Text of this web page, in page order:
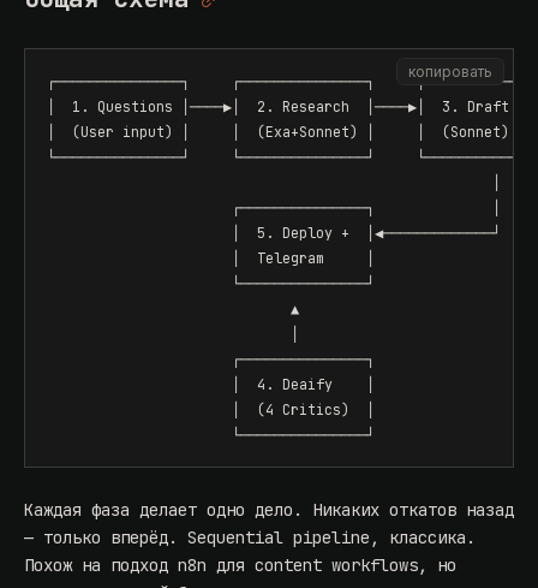
копировать
┌───────────────┐     ┌───────────────┐
│  1. Questions │────▶│  2. Research  │────▶│  3. Draft
│  (User input) │     │  (Exa+Sonnet) │     │  (Sonnet)
└───────────────┘     └───────────────┘
                      ┌───────────────┐              │
                      │  5. Deploy +  │◀─────────────┘
                      │  Telegram     │
                      └───────────────┘
                             ▲
                      ┌───────────────┐
                      │  4. Deaify    │
                      │  (4 Critics)  │
                      └───────────────┘
Каждая фаза делает одно дело. Никаких откатов назад
— только вперёд. Sequential pipeline, классика.
Похож на подход n8n для content workflows, но